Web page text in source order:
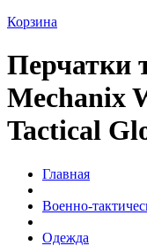
Корзина
Перчатки
Mechanix
Tactical
Главная
Военно-
Одежда